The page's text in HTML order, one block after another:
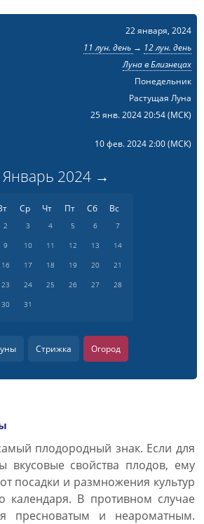
22 января, 2024
11 лун. день → 12 лун. день
Луна в Близнецах
Понедельник
Растущая Луна
25 янв. 2024 20:54(МСК)
10 фев. 2024 2:00(МСК)
Январь 2024 →
Ср Чт Пт Сб Вс
2 3 4 5 6
7
9 10 11 12 13
14
16 17 18 19 20
21
23 24 25 26 27
28
30 31
Стрижка Огород
плодородный знак. Если для
вкусовые свойства плодов, ему
посадки и размножения культур
календаря. В противном случае
пресноватым и неароматным.